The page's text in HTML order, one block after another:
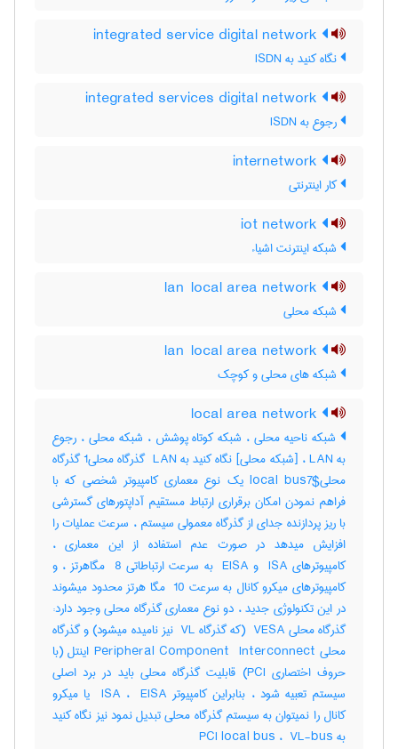
نگاه کنید به ‎ ISDN
رجوع به ISDN
کار اینترنتی
شبکه اینترنت اشیاء
شبکه محلی
شبکه های محلی و کوچک
شبکه ناحیه محلی ، شبکه کوتاه پوشش ، شبکه محلی ، رجوع
به LAN ، [شبکه محلی] نگاه کنید به ‎ LAN گذرگاه محلی‎1 گذرگاه
محلی‎local bus7$ یک نوع معماری کامپیوتر شخصی که با
فراهم نمودن امکان برقراری ارتباط مستقیم آداپتورهای گسترشی
با ریز پردازنده جدای از گذرگاه معمولی سیستم ، سرعت عملیات را
افزایش میدهد در صورت عدم استفاده از این معماری ،
کامپیوترهای ‎ ISA و ‎ EISA به سرعت ارتباطاتی ‎ 8 مگاهرتز ، و
کامپیوترهای میکرو کانال به سرعت ‎ 10 مگا هرتز محدود میشوند
در این تکنولوژی جدید ، دو نوع معماری گذرگاه محلی وجود دارد:
گذرگاه محلی ‎ VESA (که گذرگاه ‎ VL نیز نامیده میشود) و گذرگاه
محلی ‎Peripheral Component ‎ Interconnect اینتل (با
حروف اختصاری ‎PCI) قابلیت گذرگاه محلی باید در برد اصلی
سیستم تعبیه شود ، بنابراین کامپیوتر ‎ ISA ، ‎ EISA یا میکرو
کانال را نمیتوان به سیستم گذرگاه محلی تبدیل نمود نیز نگاه کنید
به ‎ PCI local bus ، ‎ VL-bus